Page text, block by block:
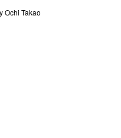
Takao